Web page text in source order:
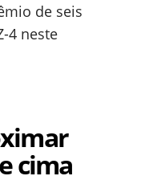
de seis
4 neste
cima